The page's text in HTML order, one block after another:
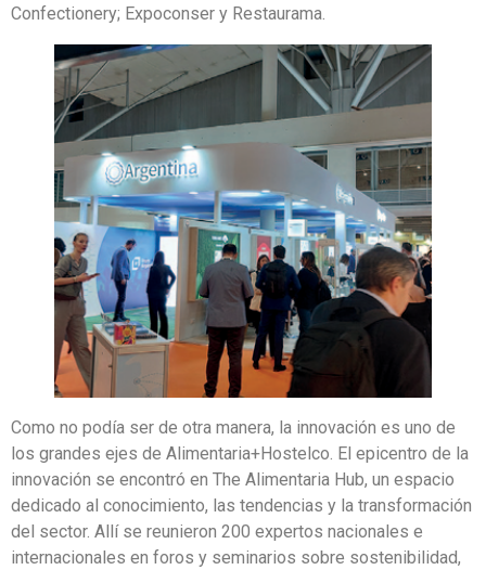
Confectionery; Expoconser y Restaurama.
Como no podía ser de otra manera, la innovación es uno de
los grandes ejes de Alimentaria+Hostelco. El epicentro de la
innovación se encontró en The Alimentaria Hub, un espacio
dedicado al conocimiento, las tendencias y la transformación
del sector. Allí se reunieron 200 expertos nacionales e
internacionales en foros y seminarios sobre sostenibilidad,